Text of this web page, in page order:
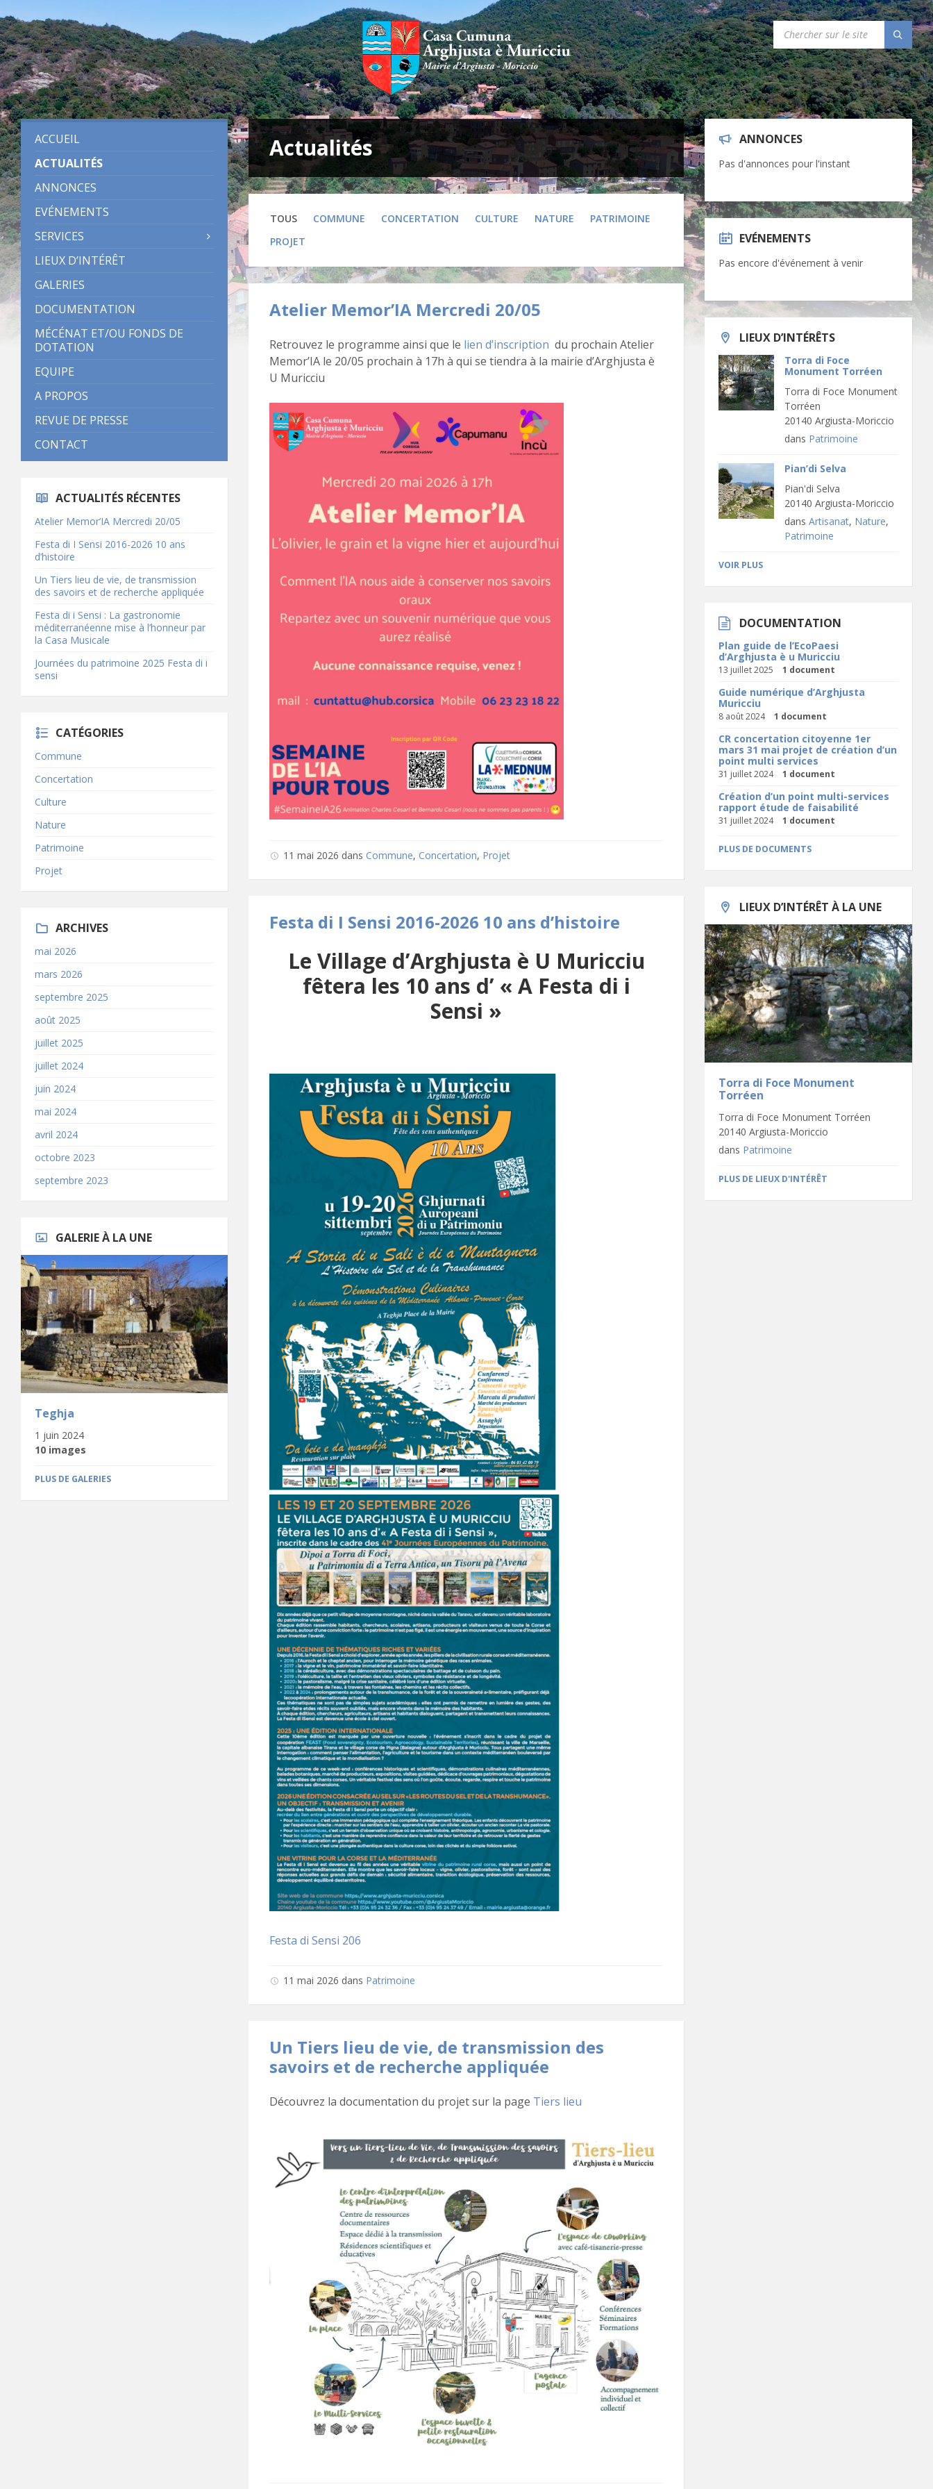
to
content
to
left
sidebar
to
right
sidebar
to
footer
SEARCH:
Actualités
TOUS COMMUNE CONCERTATION CULTURE NATURE
PATRIMOINE
PROJET
Atelier Memor’IA Mercredi 20/05
Retrouvez le programme ainsi que le lien d’inscription du prochain Atelier
Memor’IA le 20/05 prochain à 17h à qui se tiendra à la mairie d’Arghjusta è
U Muricciu
11 mai 2026 dans Commune, Concertation, Projet
Festa di I Sensi 2016-2026 10 ans d’histoire
Le Village d’Arghjusta è U Muricciu
fêtera les 10 ans d’ « A Festa di i
Sensi »
Festa di Sensi 206
11 mai 2026 dans Patrimoine
Un Tiers lieu de vie, de transmission des
savoirs et de recherche appliquée
Découvrez la documentation du projet sur la page Tiers lieu
ACCUEIL
ACTUALITÉS
ANNONCES
EVÉNEMENTS
SERVICES
LIEUX D’INTÉRÊT
GALERIES
DOCUMENTATION
MÉCÉNAT ET/OU FONDS DE
DOTATION
EQUIPE
A PROPOS
REVUE DE PRESSE
CONTACT
ACTUALITÉS RÉCENTES
Atelier Memor’IA Mercredi 20/05
Festa di I Sensi 2016-2026 10 ans
d’histoire
Un Tiers lieu de vie, de transmission
des savoirs et de recherche appliquée
Festa di i Sensi : La gastronomie
méditerranéenne mise à l’honneur par
la Casa Musicale
Journées du patrimoine 2025 Festa di i
sensi
CATÉGORIES
Commune
Concertation
Culture
Nature
Patrimoine
Projet
ARCHIVES
mai 2026
mars 2026
septembre 2025
août 2025
juillet 2025
juillet 2024
juin 2024
mai 2024
avril 2024
octobre 2023
septembre 2023
GALERIE À LA UNE
Teghja
1 juin 2024
10 images
PLUS DE GALERIES
ANNONCES
Pas d'annonces pour l'instant
EVÉNEMENTS
Pas encore d'événement à venir
LIEUX D’INTÉRÊTS
Torra di Foce
Monument Torréen
Torra di Foce Monument
Torréen
20140 Argiusta-Moriccio
dans Patrimoine
Pian’di Selva
Pian'di Selva
20140 Argiusta-Moriccio
dansArtisanat, Nature,
Patrimoine
VOIR PLUS
DOCUMENTATION
Plan guide de l’EcoPaesi
d’Arghjusta è u Muricciu
13 juillet 2025 1 document
Guide numérique d’Arghjusta
Muricciu
8 août 2024 1 document
CR concertation citoyenne 1er
mars 31 mai projet de création d’un
point multi services
31 juillet 2024 1 document
Création d’un point multi-services
rapport étude de faisabilité
31 juillet 2024 1 document
PLUS DE DOCUMENTS
LIEUX D’INTÉRÊT À LA UNE
Torra di Foce Monument
Torréen
Torra di Foce Monument Torréen
20140 Argiusta-Moriccio
dans Patrimoine
PLUS DE LIEUX D'INTÉRÊT